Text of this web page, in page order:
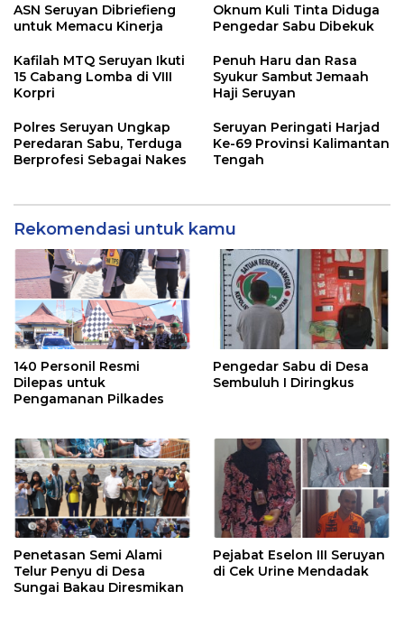
ASN Seruyan Dibriefieng
untuk Memacu Kinerja
Oknum Kuli Tinta Diduga
Pengedar Sabu Dibekuk
Kafilah MTQ Seruyan Ikuti
15 Cabang Lomba di VIII
Korpri
Penuh Haru dan Rasa
Syukur Sambut Jemaah
Haji Seruyan
Polres Seruyan Ungkap
Peredaran Sabu, Terduga
Berprofesi Sebagai Nakes
Seruyan Peringati Harjad
Ke-69 Provinsi Kalimantan
Tengah
Rekomendasi untuk kamu
140 Personil Resmi
Dilepas untuk
Pengamanan Pilkades
Pengedar Sabu di Desa
Sembuluh I Diringkus
Penetasan Semi Alami
Telur Penyu di Desa
Sungai Bakau Diresmikan
Pejabat Eselon III Seruyan
di Cek Urine Mendadak